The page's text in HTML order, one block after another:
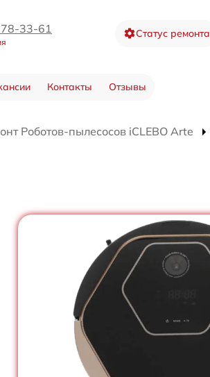
33-61 Статус ремонта
Контакты Отзывы
Роботов-пылесосов iCLEBO Arte